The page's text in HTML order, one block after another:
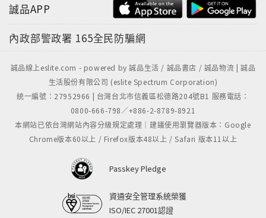
誠品APP
內政部警政署 165全民防騙網
誠品線上eslite.com - powered by 誠品生活 / 誠品書店 / 誠品物流 | 誠品
生活股份有限公司 (eslite Spectrum Corporation)
統一編號：27952966 | 台灣台北市信義區松德路204號B1 服務電話：
0800-666-798／+886-2-8789-8921
本網站已依台灣網站內容分級規定處理｜建議使用瀏覽器版本：Google
Chrome版本60以上 / Firefox版本48以上 / Safari 版本11以上
Passkey Pledge
資通安全管理系統榮獲
ISO/IEC 27001認證